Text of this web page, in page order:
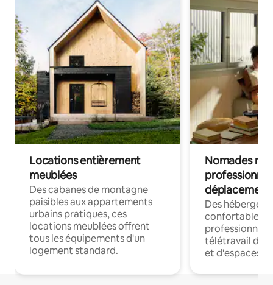
Locations entièrement
meublées
Des cabanes de montagne
paisibles aux appartements
urbains pratiques, ces
locations meublées offrent
tous les équipements d'un
logement standard.
Nomades
déplacement
Des
confortables
professionnels
télétravail
et d'espaces